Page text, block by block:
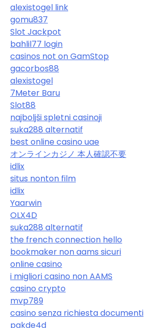
alexistogel link
gomu837
Slot Jackpot
bahlil77 login
casinos not on GamStop
gacorbos88
alexistogel
7Meter Baru
Slot88
najboljši spletni casinoji
suka288 alternatif
best online casino uae
オンラインカジノ 本人確認不要
idlix
situs nonton film
idlix
Yaarwin
OLX4D
suka288 alternatif
the french connection hello
bookmaker non aams sicuri
online casino
i migliori casino non AAMS
casino crypto
mvp789
casino senza richiesta documenti
pakde4d